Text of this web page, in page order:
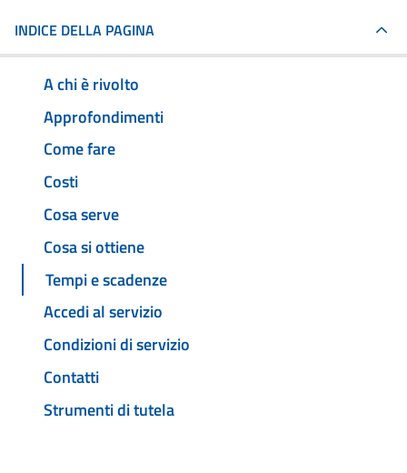
INDICE DELLA PAGINA
A chi è rivolto
Approfondimenti
Come fare
Costi
Cosa serve
Cosa si ottiene
Tempi e scadenze
Accedi al servizio
Condizioni di servizio
Contatti
Strumenti di tutela